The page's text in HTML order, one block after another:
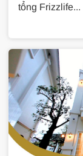
tổng Frizzlife...